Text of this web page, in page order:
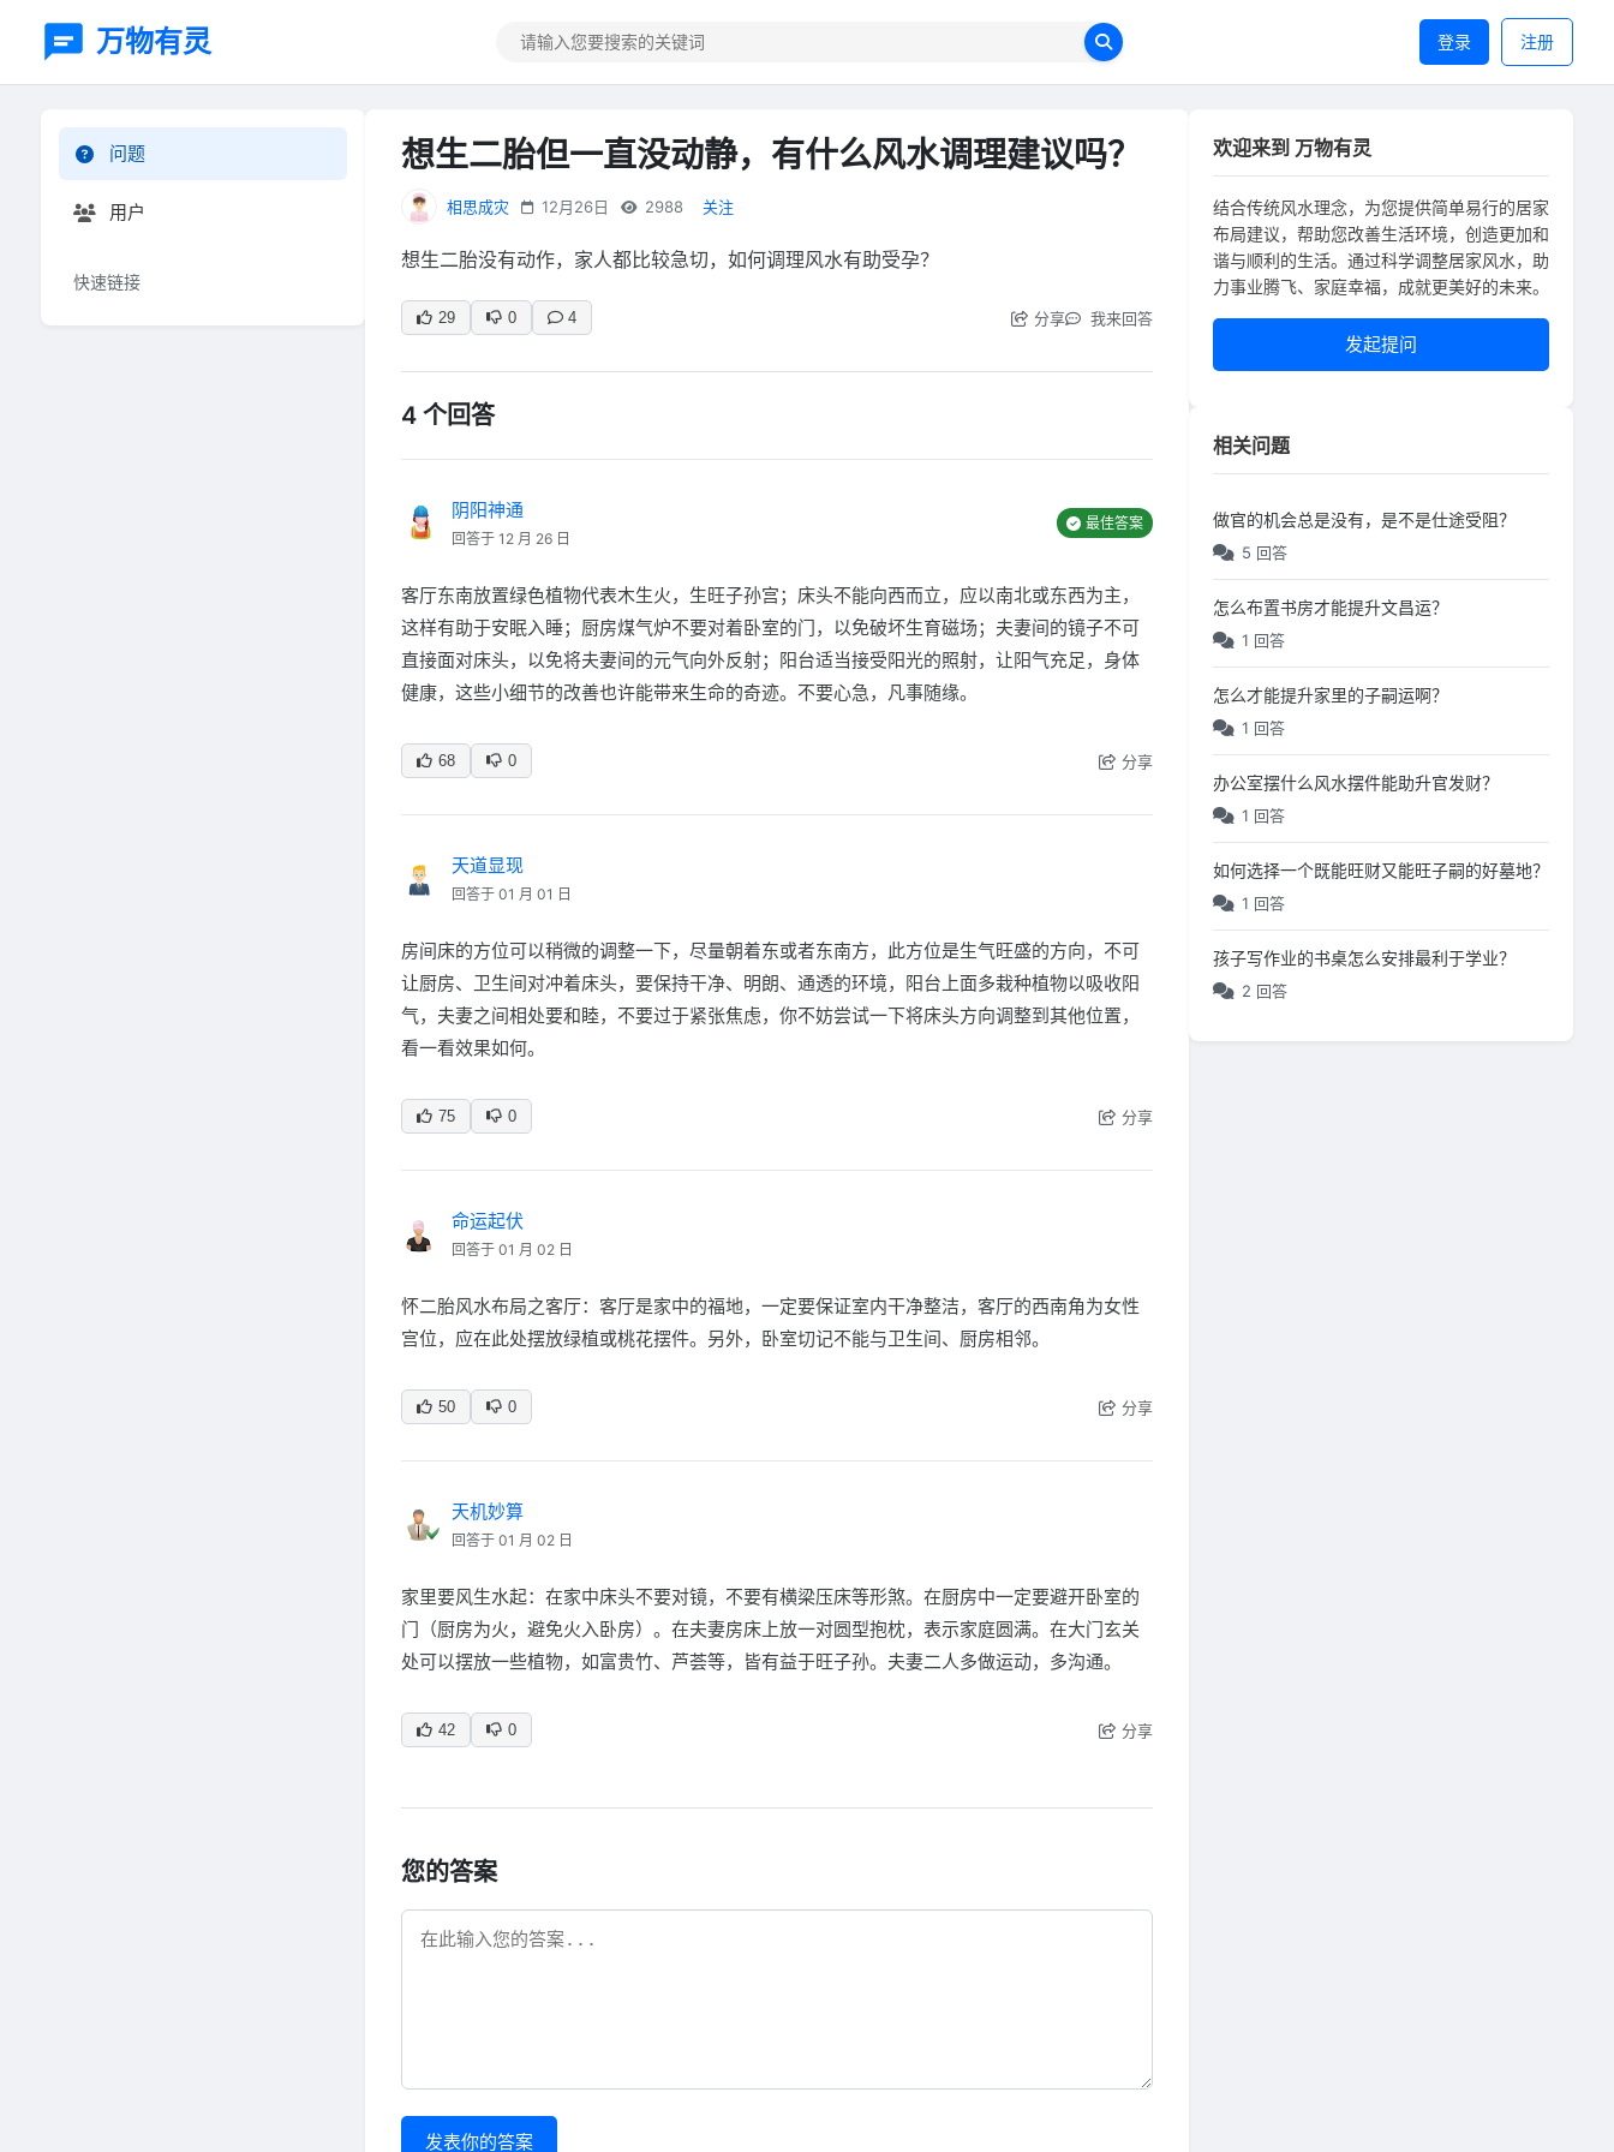
万物有灵 登录 注册
问题
用户
快速链接
想生二胎但一直没动静，有什么风水调理建议吗？
相思成灾 12月26日 2988 关注
想生二胎没有动作，家人都比较急切，如何调理风水有助受孕？
29 0 4 分享 我来回答
4 个回答
阴阳神通
回答于 12 月 26 日
最佳答案
客厅东南放置绿色植物代表木生火，生旺子孙宫；床头不能向西而立，应以南北或东西为主，
这样有助于安眠入睡；厨房煤气炉不要对着卧室的门，以免破坏生育磁场；夫妻间的镜子不可
直接面对床头，以免将夫妻间的元气向外反射；阳台适当接受阳光的照射，让阳气充足，身体
健康，这些小细节的改善也许能带来生命的奇迹。不要心急，凡事随缘。
68 0 分享
天道显现
回答于 01 月 01 日
房间床的方位可以稍微的调整一下，尽量朝着东或者东南方，此方位是生气旺盛的方向，不可
让厨房、卫生间对冲着床头，要保持干净、明朗、通透的环境，阳台上面多栽种植物以吸收阳
气，夫妻之间相处要和睦，不要过于紧张焦虑，你不妨尝试一下将床头方向调整到其他位置，
看一看效果如何。
75 0 分享
命运起伏
回答于 01 月 02 日
怀二胎风水布局之客厅：客厅是家中的福地，一定要保证室内干净整洁，客厅的西南角为女性
宫位，应在此处摆放绿植或桃花摆件。另外，卧室切记不能与卫生间、厨房相邻。
50 0 分享
天机妙算
回答于 01 月 02 日
家里要风生水起：在家中床头不要对镜，不要有横梁压床等形煞。在厨房中一定要避开卧室的
门（厨房为火，避免火入卧房）。在夫妻房床上放一对圆型抱枕，表示家庭圆满。在大门玄关
处可以摆放一些植物，如富贵竹、芦荟等，皆有益于旺子孙。夫妻二人多做运动，多沟通。
42 0 分享
您的答案
发表你的答案
欢迎来到 万物有灵
结合传统风水理念，为您提供简单易行的居家
布局建议，帮助您改善生活环境，创造更加和
谐与顺利的生活。通过科学调整居家风水，助
力事业腾飞、家庭幸福，成就更美好的未来。
发起提问
相关问题
做官的机会总是没有，是不是仕途受阻？
5 回答
怎么布置书房才能提升文昌运？
1 回答
怎么才能提升家里的子嗣运啊？
1 回答
办公室摆什么风水摆件能助升官发财？
1 回答
如何选择一个既能旺财又能旺子嗣的好墓地？
1 回答
孩子写作业的书桌怎么安排最利于学业？
2 回答